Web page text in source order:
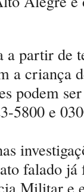
partir de
a criança
podem
5800 e
falado
Militar e